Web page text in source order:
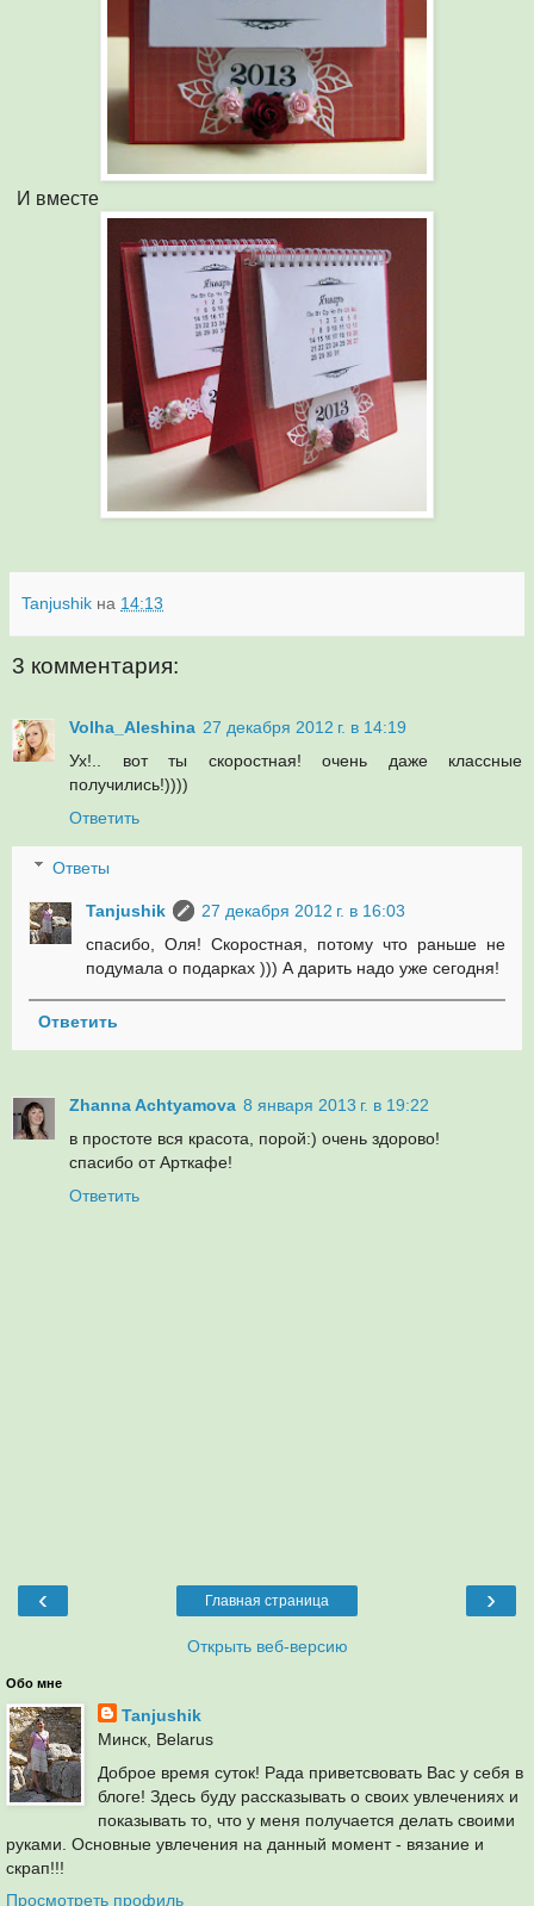
И вместе
Tanjushik на 14:13
3 комментария:
Volha_Aleshina 27 декабря 2012 г. в 14:19
Ух!.. вот ты скоростная! очень даже классные
получились!))))
Ответить
Ответы
Tanjushik
27 декабря 2012 г. в 16:03
спасибо, Оля! Скоростная, потому что раньше не
подумала о подарках ))) А дарить надо уже сегодня!
Ответить
Zhanna Achtyamova 8 января 2013 г. в 19:22
в простоте вся красота, порой:) очень здорово!
спасибо от Арткафе!
Ответить
‹ ›
Главная страница
Открыть веб-версию
Обо мне
Tanjushik
Минск, Belarus
Доброе время суток! Рада приветсвовать Вас у себя в
блоге! Здесь буду рассказывать о своих увлечениях и
показывать то, что у меня получается делать своими
руками. Основные увлечения на данный момент - вязание и
скрап!!!
Просмотреть профиль